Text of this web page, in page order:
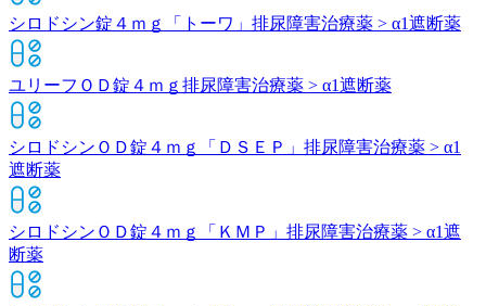
シロドシン錠４ｍｇ「トーワ」 排尿障害治療薬 > α1遮断薬
ユリーフＯＤ錠４ｍｇ 排尿障害治療薬 > α1遮断薬
シロドシンＯＤ錠４ｍｇ「ＤＳＥＰ」 排尿障害治療薬 > α1
遮断薬
シロドシンＯＤ錠４ｍｇ「ＫＭＰ」 排尿障害治療薬 > α1遮
断薬